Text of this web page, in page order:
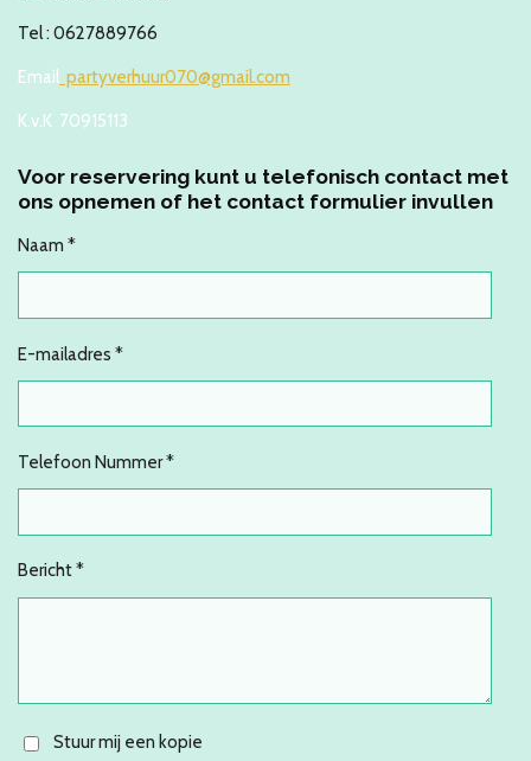
Tel : 0627889766
Email partyverhuur070@gmail.com
K.v.K 70915113
Voor reservering kunt u telefonisch contact met
ons opnemen of het contact formulier invullen
Naam *
E-mailadres *
Telefoon Nummer *
Bericht *
Stuur mij een kopie